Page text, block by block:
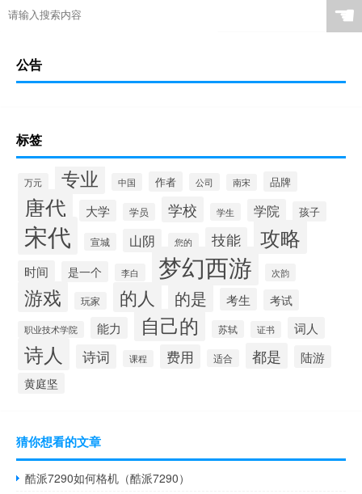
☚
公告
标签
万元 专业 中国 作者 公司 南宋 品牌
唐代 大学 学员 学校 学生 学院 孩子
宋代 宣城 山阴 您的 技能 攻略
时间 是一个 李白 梦幻西游 次韵
游戏 玩家 的人 的是 考生 考试
职业技术学院 能力 自己的 苏轼 证书 词人
诗人 诗词 课程 费用 适合 都是 陆游
黄庭坚
猜你想看的文章
酷派7290如何格机（酷派7290）